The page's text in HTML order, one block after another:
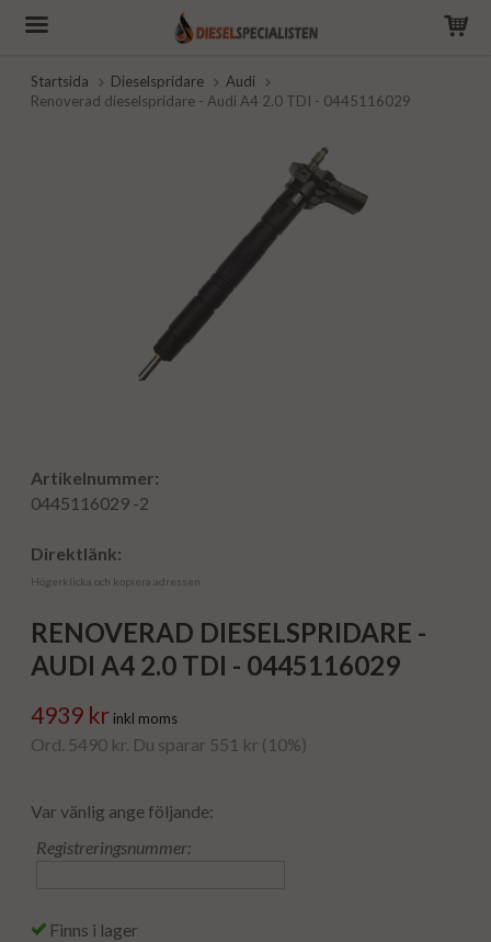
Startsida Dieselspridare
Audi
Renoverad dieselspridare - Audi A4 2.0 TDI - 0445116029
Artikelnummer:
0445116029 -2
Direktlänk:
Högerklicka och kopiera adressen
RENOVERAD DIESELSPRIDARE -
AUDI A4 2.0 TDI - 0445116029
4939 kr inkl moms
Ord. 5490 kr. Du sparar 551 kr (10%)
Var vänlig ange följande:
Registreringsnummer:
Finns i lager